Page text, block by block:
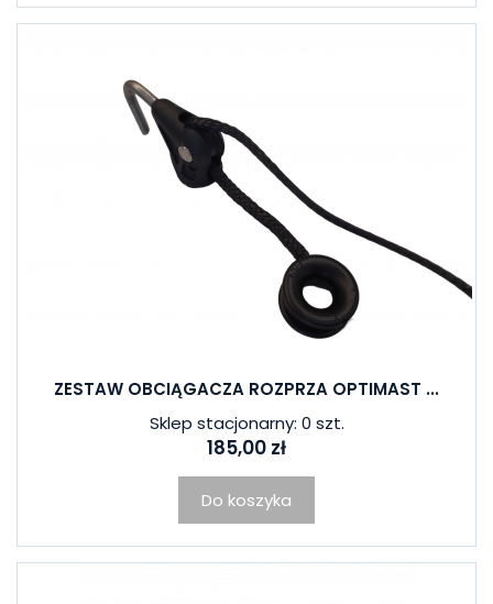
ZESTAW OBCIĄGACZA ROZPRZA OPTIMAST ...
Sklep stacjonarny: 0 szt.
185,00 zł
Do koszyka